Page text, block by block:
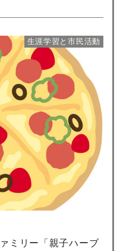
生涯学習と市民活動
ミリー「親子ハーブ